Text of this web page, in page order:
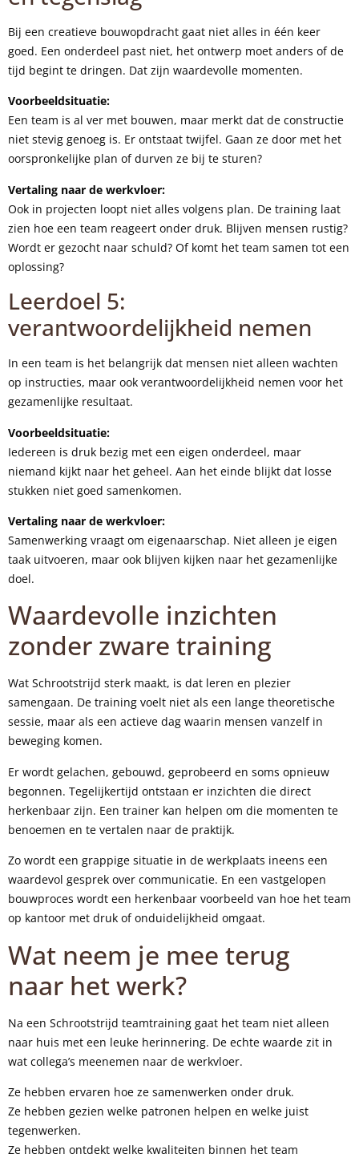
Bij een creatieve bouwopdracht gaat niet alles in één keer
goed. Een onderdeel past niet, het ontwerp moet anders of de
tijd begint te dringen. Dat zijn waardevolle momenten.
Voorbeeldsituatie:
Een team is al ver met bouwen, maar merkt dat de constructie
niet stevig genoeg is. Er ontstaat twijfel. Gaan ze door met het
oorspronkelijke plan of durven ze bij te sturen?
Vertaling naar de werkvloer:
Ook in projecten loopt niet alles volgens plan. De training laat
zien hoe een team reageert onder druk. Blijven mensen rustig?
Wordt er gezocht naar schuld? Of komt het team samen tot een
oplossing?
Leerdoel 5:
verantwoordelijkheid nemen
In een team is het belangrijk dat mensen niet alleen wachten
op instructies, maar ook verantwoordelijkheid nemen voor het
gezamenlijke resultaat.
Voorbeeldsituatie:
Iedereen is druk bezig met een eigen onderdeel, maar
niemand kijkt naar het geheel. Aan het einde blijkt dat losse
stukken niet goed samenkomen.
Vertaling naar de werkvloer:
Samenwerking vraagt om eigenaarschap. Niet alleen je eigen
taak uitvoeren, maar ook blijven kijken naar het gezamenlijke
doel.
Waardevolle inzichten
zonder zware training
Wat Schrootstrijd sterk maakt, is dat leren en plezier
samengaan. De training voelt niet als een lange theoretische
sessie, maar als een actieve dag waarin mensen vanzelf in
beweging komen.
Er wordt gelachen, gebouwd, geprobeerd en soms opnieuw
begonnen. Tegelijkertijd ontstaan er inzichten die direct
herkenbaar zijn. Een trainer kan helpen om die momenten te
benoemen en te vertalen naar de praktijk.
Zo wordt een grappige situatie in de werkplaats ineens een
waardevol gesprek over communicatie. En een vastgelopen
bouwproces wordt een herkenbaar voorbeeld van hoe het team
op kantoor met druk of onduidelijkheid omgaat.
Wat neem je mee terug
naar het werk?
Na een Schrootstrijd teamtraining gaat het team niet alleen
naar huis met een leuke herinnering. De echte waarde zit in
wat collega’s meenemen naar de werkvloer.
Ze hebben ervaren hoe ze samenwerken onder druk.
Ze hebben gezien welke patronen helpen en welke juist
tegenwerken.
Ze hebben ontdekt welke kwaliteiten binnen het team